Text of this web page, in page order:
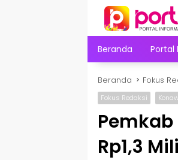
Beranda Portal
Beranda Fokus
Fokus Redaksi
Rp1,3